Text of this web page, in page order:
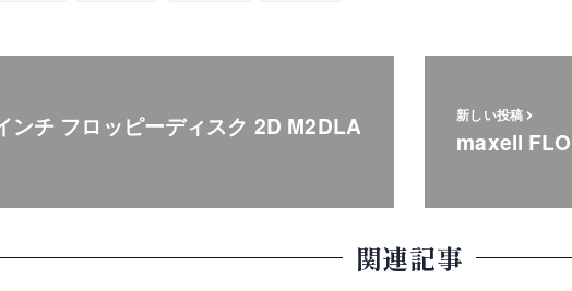
ンチ フロッピーディスク 2D M2DLA
新しい投稿
maxell
関連記事